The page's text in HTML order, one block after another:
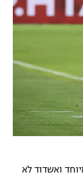
ואשדוד לא